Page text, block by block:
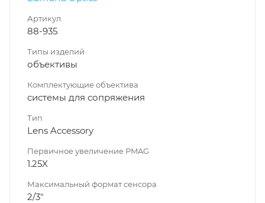
Артикул
88-935
Типы изделий
объективы
Комплектующие объектива
системы для сопряжения
Тип
Lens Accessory
Первичное увеличение PMAG
1.25X
Максимальный формат сенсора
2/3"